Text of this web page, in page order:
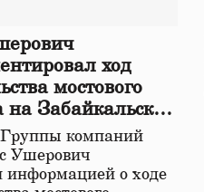
ход
мостового
на Забайкальской
дорогекомпаний
Ушерович
информацией о ходе